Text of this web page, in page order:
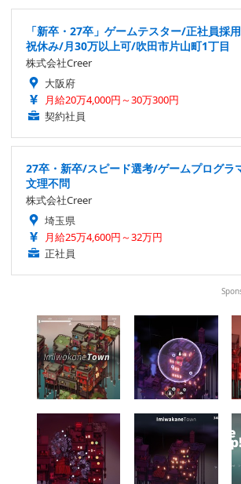
「新卒・27卒」ゲームテスター/正社員採
祝休み/月30万以上可/吹田市片山町1丁目
株式会社Creer
大阪府
月給20万4,000円～30万300円
契約社員
27卒・新卒/スピード選考/ゲームプログラ
文理不問
株式会社Creer
埼玉県
月給25万4,600円～32万円
正社員